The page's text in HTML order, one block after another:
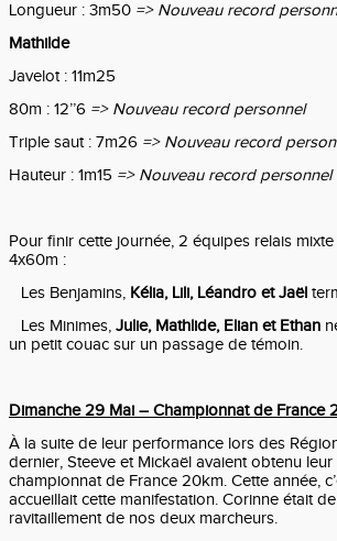
Longueur : 3m50 => Nouveau record
Mathilde
Javelot : 11m25
80m : 12’’6 => Nouveau record personnel
Triple saut : 7m26 => Nouveau record
Hauteur : 1m15 => Nouveau record personnel
Pour finir cette journée, 2 équipes relais
4x60m :
Les Benjamins, Kélia, Lili, Léandro et Jaël
Les Minimes, Julie, Mathlide, Elian et Ethan
un petit couac sur un passage de témoin.
Dimanche 29 Mai – Championnat de France
À la suite de leur performance lors des
dernier, Steeve et Mickaël avaient obtenu
championnat de France 20km. Cette année,
accueillait cette manifestation. Corinne était
ravitaillement de nos deux marcheurs.